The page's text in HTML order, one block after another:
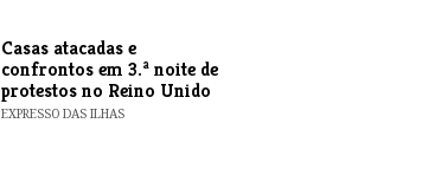
Casas atacadas e
confrontos em 3.ª noite de
protestos no Reino Unido
EXPRESSO DAS ILHAS